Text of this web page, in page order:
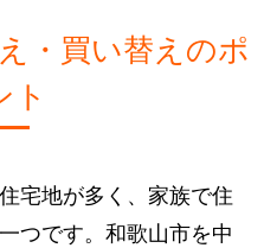
・買い替えのポ
ト
宅地が多く、家族で住
つです。和歌山市を中